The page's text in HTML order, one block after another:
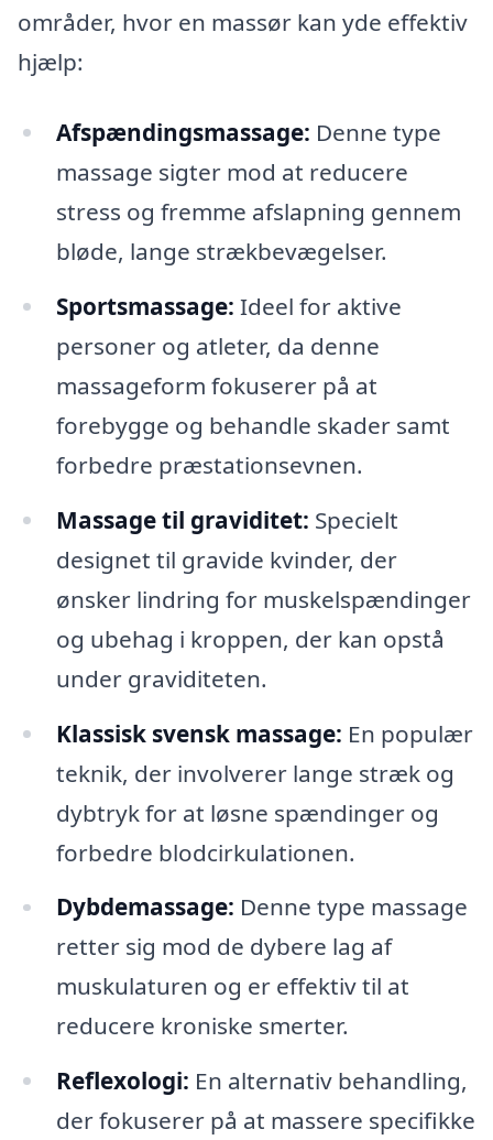
områder, hvor en massør kan yde effektiv
hjælp:
Afspændingsmassage: Denne type
massage sigter mod at reducere
stress og fremme afslapning gennem
bløde, lange strækbevægelser.
Sportsmassage: Ideel for aktive
personer og atleter, da denne
massageform fokuserer på at
forebygge og behandle skader samt
forbedre præstationsevnen.
Massage til graviditet: Specielt
designet til gravide kvinder, der
ønsker lindring for muskelspændinger
og ubehag i kroppen, der kan opstå
under graviditeten.
Klassisk svensk massage: En populær
teknik, der involverer lange stræk og
dybtryk for at løsne spændinger og
forbedre blodcirkulationen.
Dybdemassage: Denne type massage
retter sig mod de dybere lag af
muskulaturen og er effektiv til at
reducere kroniske smerter.
Reflexologi: En alternativ behandling,
der fokuserer på at massere specifikke